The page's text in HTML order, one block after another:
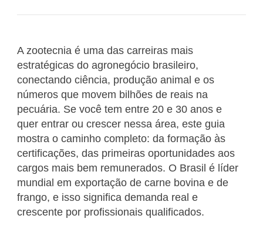
A zootecnia é uma das carreiras mais
estratégicas do agronegócio brasileiro,
conectando ciência, produção animal e os
números que movem bilhões de reais na
pecuária. Se você tem entre 20 e 30 anos e
quer entrar ou crescer nessa área, este guia
mostra o caminho completo: da formação às
certificações, das primeiras oportunidades aos
cargos mais bem remunerados. O Brasil é líder
mundial em exportação de carne bovina e de
frango, e isso significa demanda real e
crescente por profissionais qualificados.